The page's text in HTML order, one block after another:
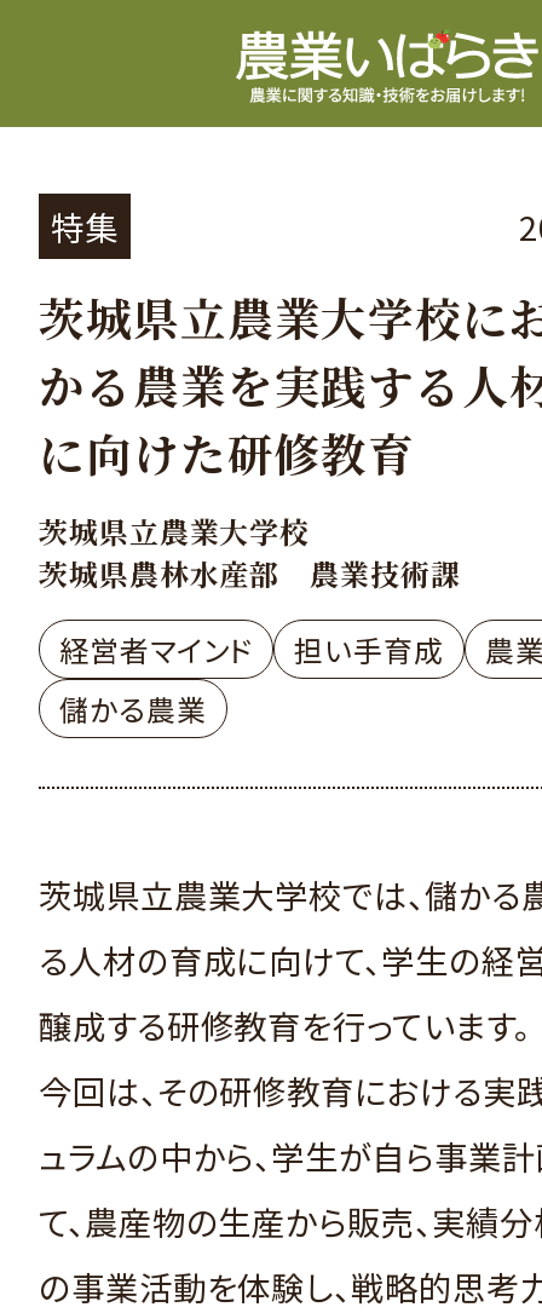
特集
茨城県立農業大学校に
かる農業を実践する人
に向けた研修教育
茨城県立農業大学校
茨城県農林水産部 農業技術課
経営者マインド 担い手育成
農
儲かる農業
茨城県立農業大学校では、儲かる
る人材の育成に向けて、学生の経
醸成する研修教育を行っています。
今回は、その研修教育における実
ュラムの中から、学生が自ら事業
て、農産物の生産から販売、実績
の事業活動を体験し、戦略的思考